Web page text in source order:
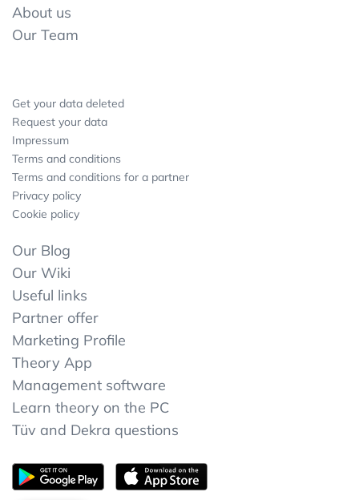
About us
Our Team
Get your data deleted
Request your data
Impressum
Terms and conditions
Terms and conditions for a partner
Privacy policy
Cookie policy
Our Blog
Our Wiki
Useful links
Partner offer
Marketing Profile
Theory App
Management software
Learn theory on the PC
Tüv and Dekra questions